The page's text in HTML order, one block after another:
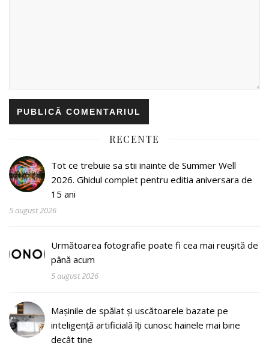
RECENTE
Tot ce trebuie sa stii inainte de Summer Well
2026. Ghidul complet pentru editia aniversara de
15 ani
5 august 2026
Următoarea fotografie poate fi cea mai reușită de
până acum
5 august 2026
Mașinile de spălat și uscătoarele bazate pe
inteligență artificială îți cunosc hainele mai bine
decât tine